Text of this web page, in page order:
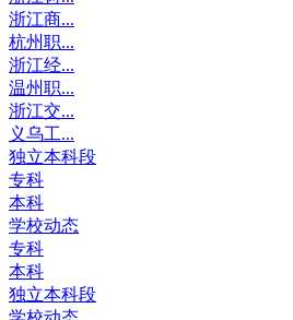
浙江商...
杭州职...
浙江经...
温州职...
浙江交...
义乌工...
独立本科段
专科
本科
学校动态
专科
本科
独立本科段